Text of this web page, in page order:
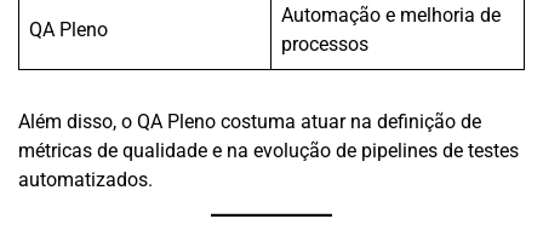
QA Pleno
Automação e melhoria de
processos
Além disso, o QA Pleno costuma atuar na definição de
métricas de qualidade e na evolução de pipelines de testes
automatizados.